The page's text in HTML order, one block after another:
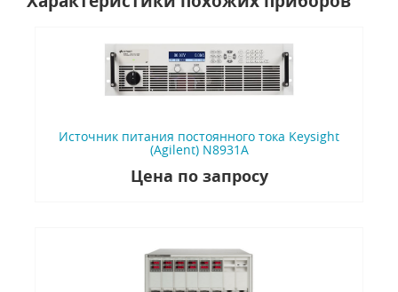
Источник питания постоянного тока Keysight
(Agilent) N8931A
Цена по запросу